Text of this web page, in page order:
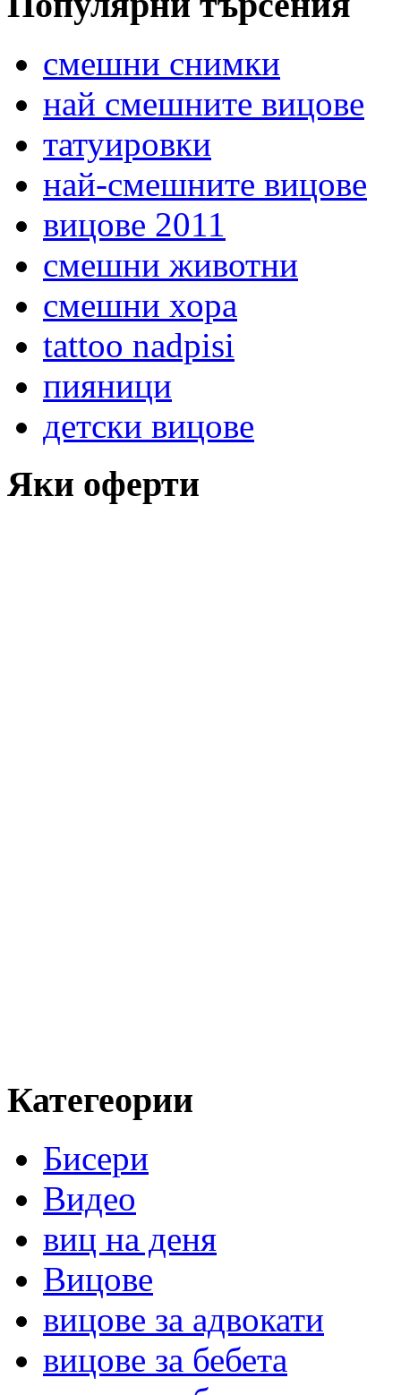
смешни снимки
най смешните вицове
татуировки
най-смешните вицове
вицове 2011
смешни животни
смешни хора
tattoo nadpisi
пияници
детски вицове
Яки оферти
Категеории
Бисери
Видео
виц на деня
Вицове
вицове за адвокати
вицове за бебета